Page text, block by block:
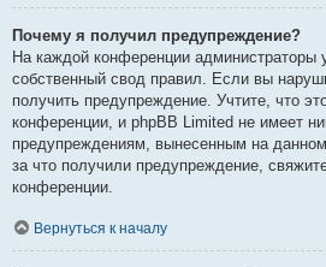
Почему я получил предупреждение?
На каждой конференции администраторы
собственный свод правил. Если вы
получить предупреждение. Учтите, что
конференции, и phpBB Limited не имеет
предупреждениям, вынесенным на
за что получили предупреждение,
конференции.
Вернуться к началу